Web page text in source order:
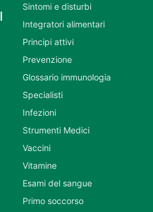
Sintomi e disturbi
Integratori alimentari
Principi attivi
Prevenzione
Glossario immunologia
Specialisti
Infezioni
Strumenti Medici
Vaccini
Vitamine
Esami del sangue
Primo soccorso